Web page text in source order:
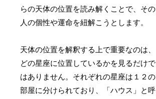
らの天体の位置を読み解くことで、その
人の個性や運命を紐解こうとします。
天体の位置を解釈する上で重要なのは、
どの星座に位置しているかを見るだけで
はありません。それぞれの星座は１２の
部屋に分けられており、「ハウス」と呼